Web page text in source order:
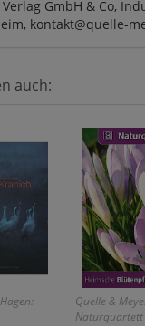
GmbH & Co,
kontakt@quelle-
auch:
Quelle &
Naturquartett